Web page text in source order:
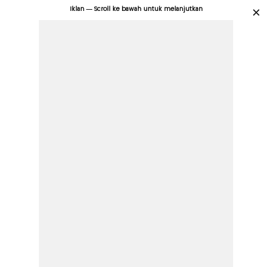
Iklan — Scroll ke bawah untuk melanjutkan ×